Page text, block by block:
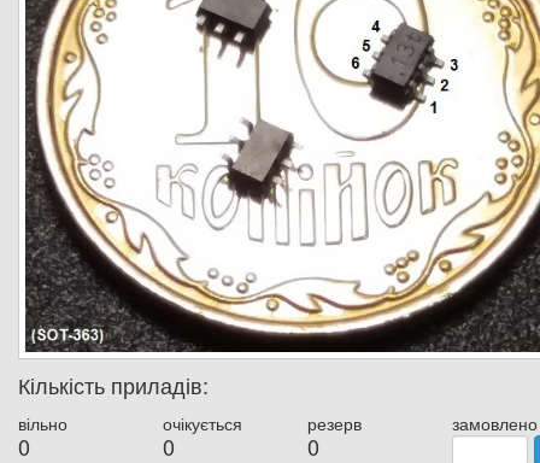
Кількість приладів:
вільно
0
очікується
0
резерв
0
замовлено